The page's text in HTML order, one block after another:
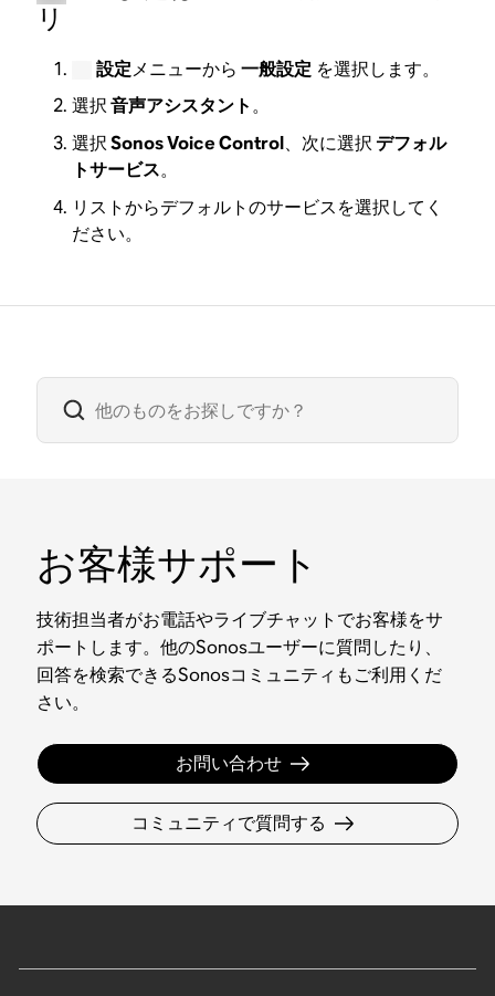
リ
設定メニューから 一般設定 を選択します。
選択音声アシスタント。
選択Sonos Voice Control、次に選択デフォル
トサービス。
リストからデフォルトのサービスを選択してく
ださい。
お客様サポート
技術担当者がお電話やライブチャットでお客様をサ
ポートします。他のSonosユーザーに質問したり、
回答を検索できるSonosコミュニティもご利用くだ
さい。
お問い合わせ
コミュニティで質問する